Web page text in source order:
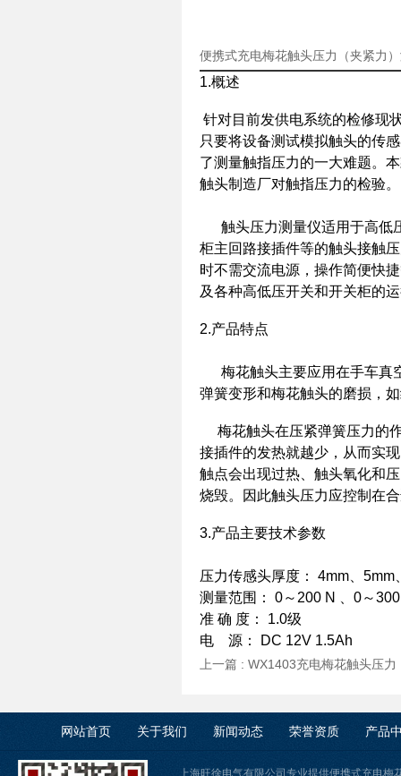
便携式充电梅花触头压力（夹紧力
1.概述
针对目前发供电系统的检修现
只要将设备测试模拟触头的传
了测量触指压力的一大难题。
触头制造厂对触指压力的检验。
触头压力测量仪适用于高低
柜主回路接插件等的触头接触
时不需交流电源，操作简便快
及各种高低压开关和开关柜的
2.产品特点
梅花触头主要应用在手车真
弹簧变形和梅花触头的磨损，
梅花触头在压紧弹簧压力的
接插件的发热就越少，从而实
触点会出现过热、触头氧化和
烧毁。因此触头压力应控制在
3.产品主要技术参数
压力传感头厚度： 4mm、
测量范围： 0～200 N 、0～
准 确 度： 1.0
电 源： DC 12V 1.5Ah
上一篇 : WX1403充电梅花触头压力
网站首页 关于我们 新闻动态 荣誉资质 产品
上海旺徐电气有限公司专业提供便携式充电